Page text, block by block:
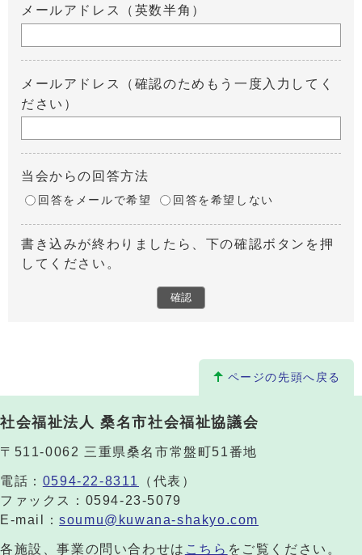
メールアドレス（英数半角）
メールアドレス（確認のためもう一度入力してく
ださい）
当会からの回答方法
回答をメールで希望 回答を希望しない
書き込みが終わりましたら、下の確認ボタンを押
してください。
ページの先頭へ戻る
社会福祉法人 桑名市社会福祉協議会
〒511-0062 三重県桑名市常盤町51番地
電話： 0594-22-8311
（代表）
ファックス：0594-23-5079
E-mail：soumu@kuwana-shakyo.com
各施設、事業の問い合わせは こちら をご覧ください。